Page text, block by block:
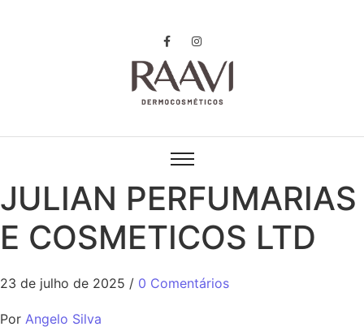
JULIAN PERFUMARIAS
E COSMETICOS LTD
23 de julho de 2025 / 0 Comentários
Por Angelo Silva